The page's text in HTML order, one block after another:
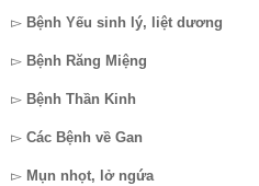
▻ Bệnh Yếu sinh lý, liệt dương
▻ Bệnh Răng Miệng
▻ Bệnh Thần Kinh
▻ Các Bệnh về Gan
▻ Mụn nhọt, lở ngứa